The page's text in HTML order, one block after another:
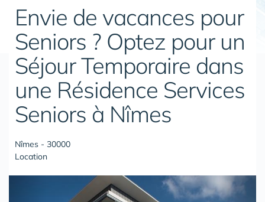
Envie de vacances pour
Seniors ? Optez pour un
Séjour Temporaire dans
une Résidence Services
Seniors à Nîmes
Nîmes - 30000
Location